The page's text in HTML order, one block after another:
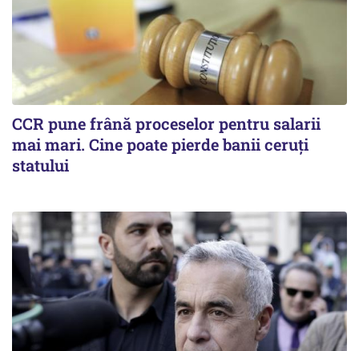
CCR pune frână proceselor pentru salarii
mai mari. Cine poate pierde banii ceruți
statului